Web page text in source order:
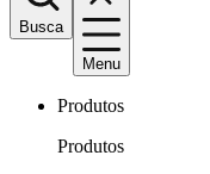
Busca
Menu
Produtos
Produtos